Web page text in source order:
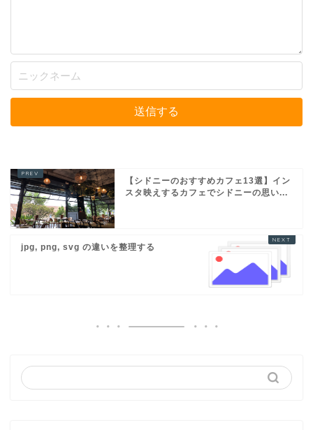
【シドニーのおすすめカフェ13選】イン
スタ映えするカフェでシドニーの思い...
jpg, png, svg の違いを整理する